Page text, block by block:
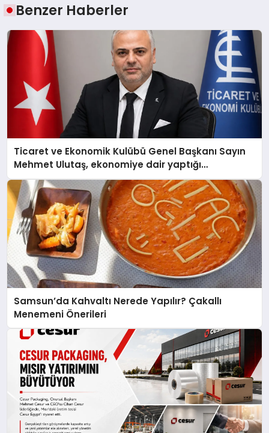
Benzer Haberler
Ticaret ve Ekonomik Kulübü Genel Başkanı Sayın
Mehmet Ulutaş, ekonomiye dair yaptığı
açıklamada şunları kaydetti:
Samsun’da Kahvaltı Nerede Yapılır? Çakallı
Menemeni Önerileri